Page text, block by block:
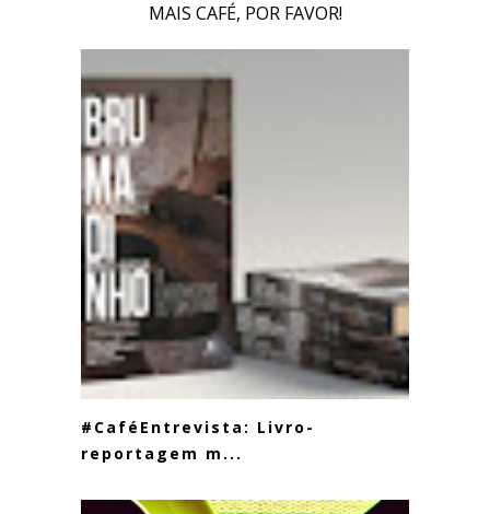
MAIS CAFÉ, POR FAVOR!
#CaféEntrevista: Livro-
reportagem m...